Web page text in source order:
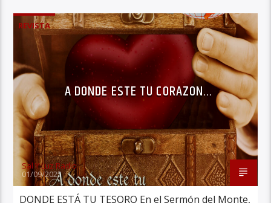
REVISTA
A DONDE ESTE TU CORAZON…
Sal Y Luz Radio
01/09/2025
DONDE ESTÁ TU TESORO En el Sermón del Monte,